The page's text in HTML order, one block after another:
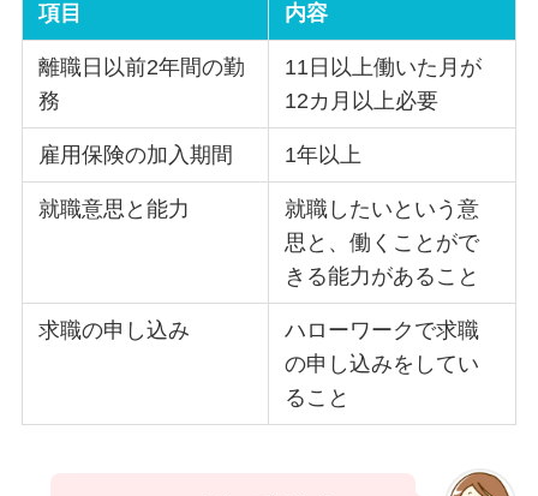
項目 内容
離職日以前2年間の勤
務
11日以上働いた月が
12カ月以上必要
雇用保険の加入期間 1年以上
就職意思と能力
就職したいという意
思と、働くことがで
きる能力があること
求職の申し込み
ハローワークで求職
の申し込みをしてい
ること